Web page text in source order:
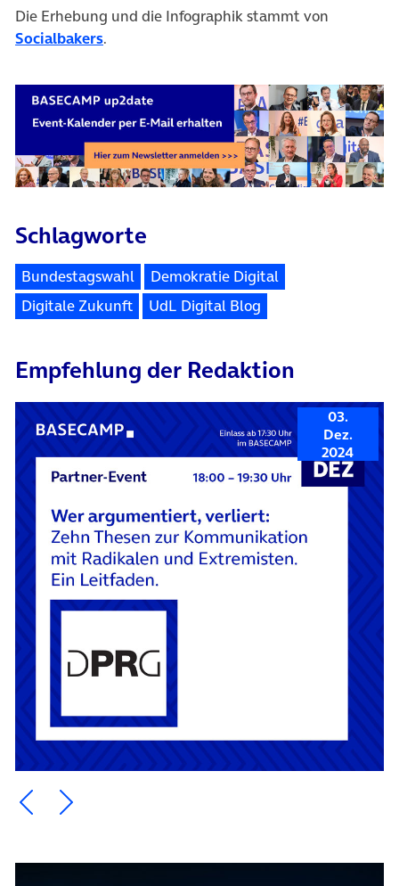
Die Erhebung und die Infographik stammt von
Socialbakers.
Schlagworte
Bundestagswahl
Demokratie Digital
Digitale Zukunft
UdL Digital Blog
Empfehlung der Redaktion
03.
Dez.
2024
Ein Element zurück blättern
Ein Element weiter blättern